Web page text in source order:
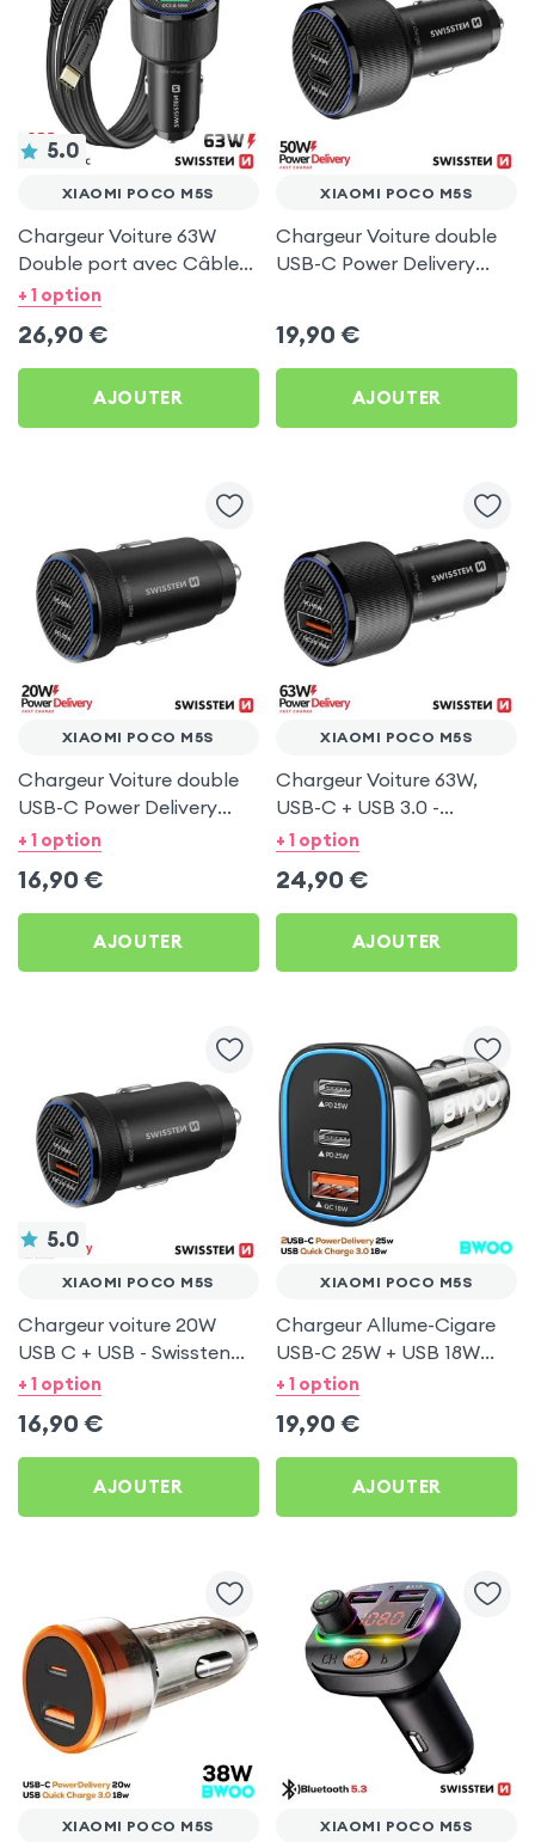
5.0
XIAOMI POCO M5S
Chargeur Voiture 63W
Double port avec Câble
USB C 1m pour Xiaomi
+ 1 option
26,90 €
AJOUTER
XIAOMI POCO M5S
Chargeur Voiture double
USB-C Power Delivery
19,90 €
AJOUTER
XIAOMI POCO M5S
Chargeur Voiture double
USB-C Power Delivery
20W - Swissten pour
+ 1 option
16,90 €
AJOUTER
XIAOMI POCO M5S
Chargeur Voiture 63W,
USB-C + USB 3.0 -
Swissten pour Xiaomi
+ 1 option
24,90 €
AJOUTER
5.0
XIAOMI POCO M5S
Chargeur voiture 20W
USB C + USB - Swissten
pour Xiaomi Poco M5s
+ 1 option
16,90 €
AJOUTER
XIAOMI POCO M5S
Chargeur Allume-Cigare
USB-C 25W + USB 18W
Bwoo pour Xiaomi Poco
+ 1 option
19,90 €
AJOUTER
XIAOMI POCO M5S XIAOMI POCO M5S